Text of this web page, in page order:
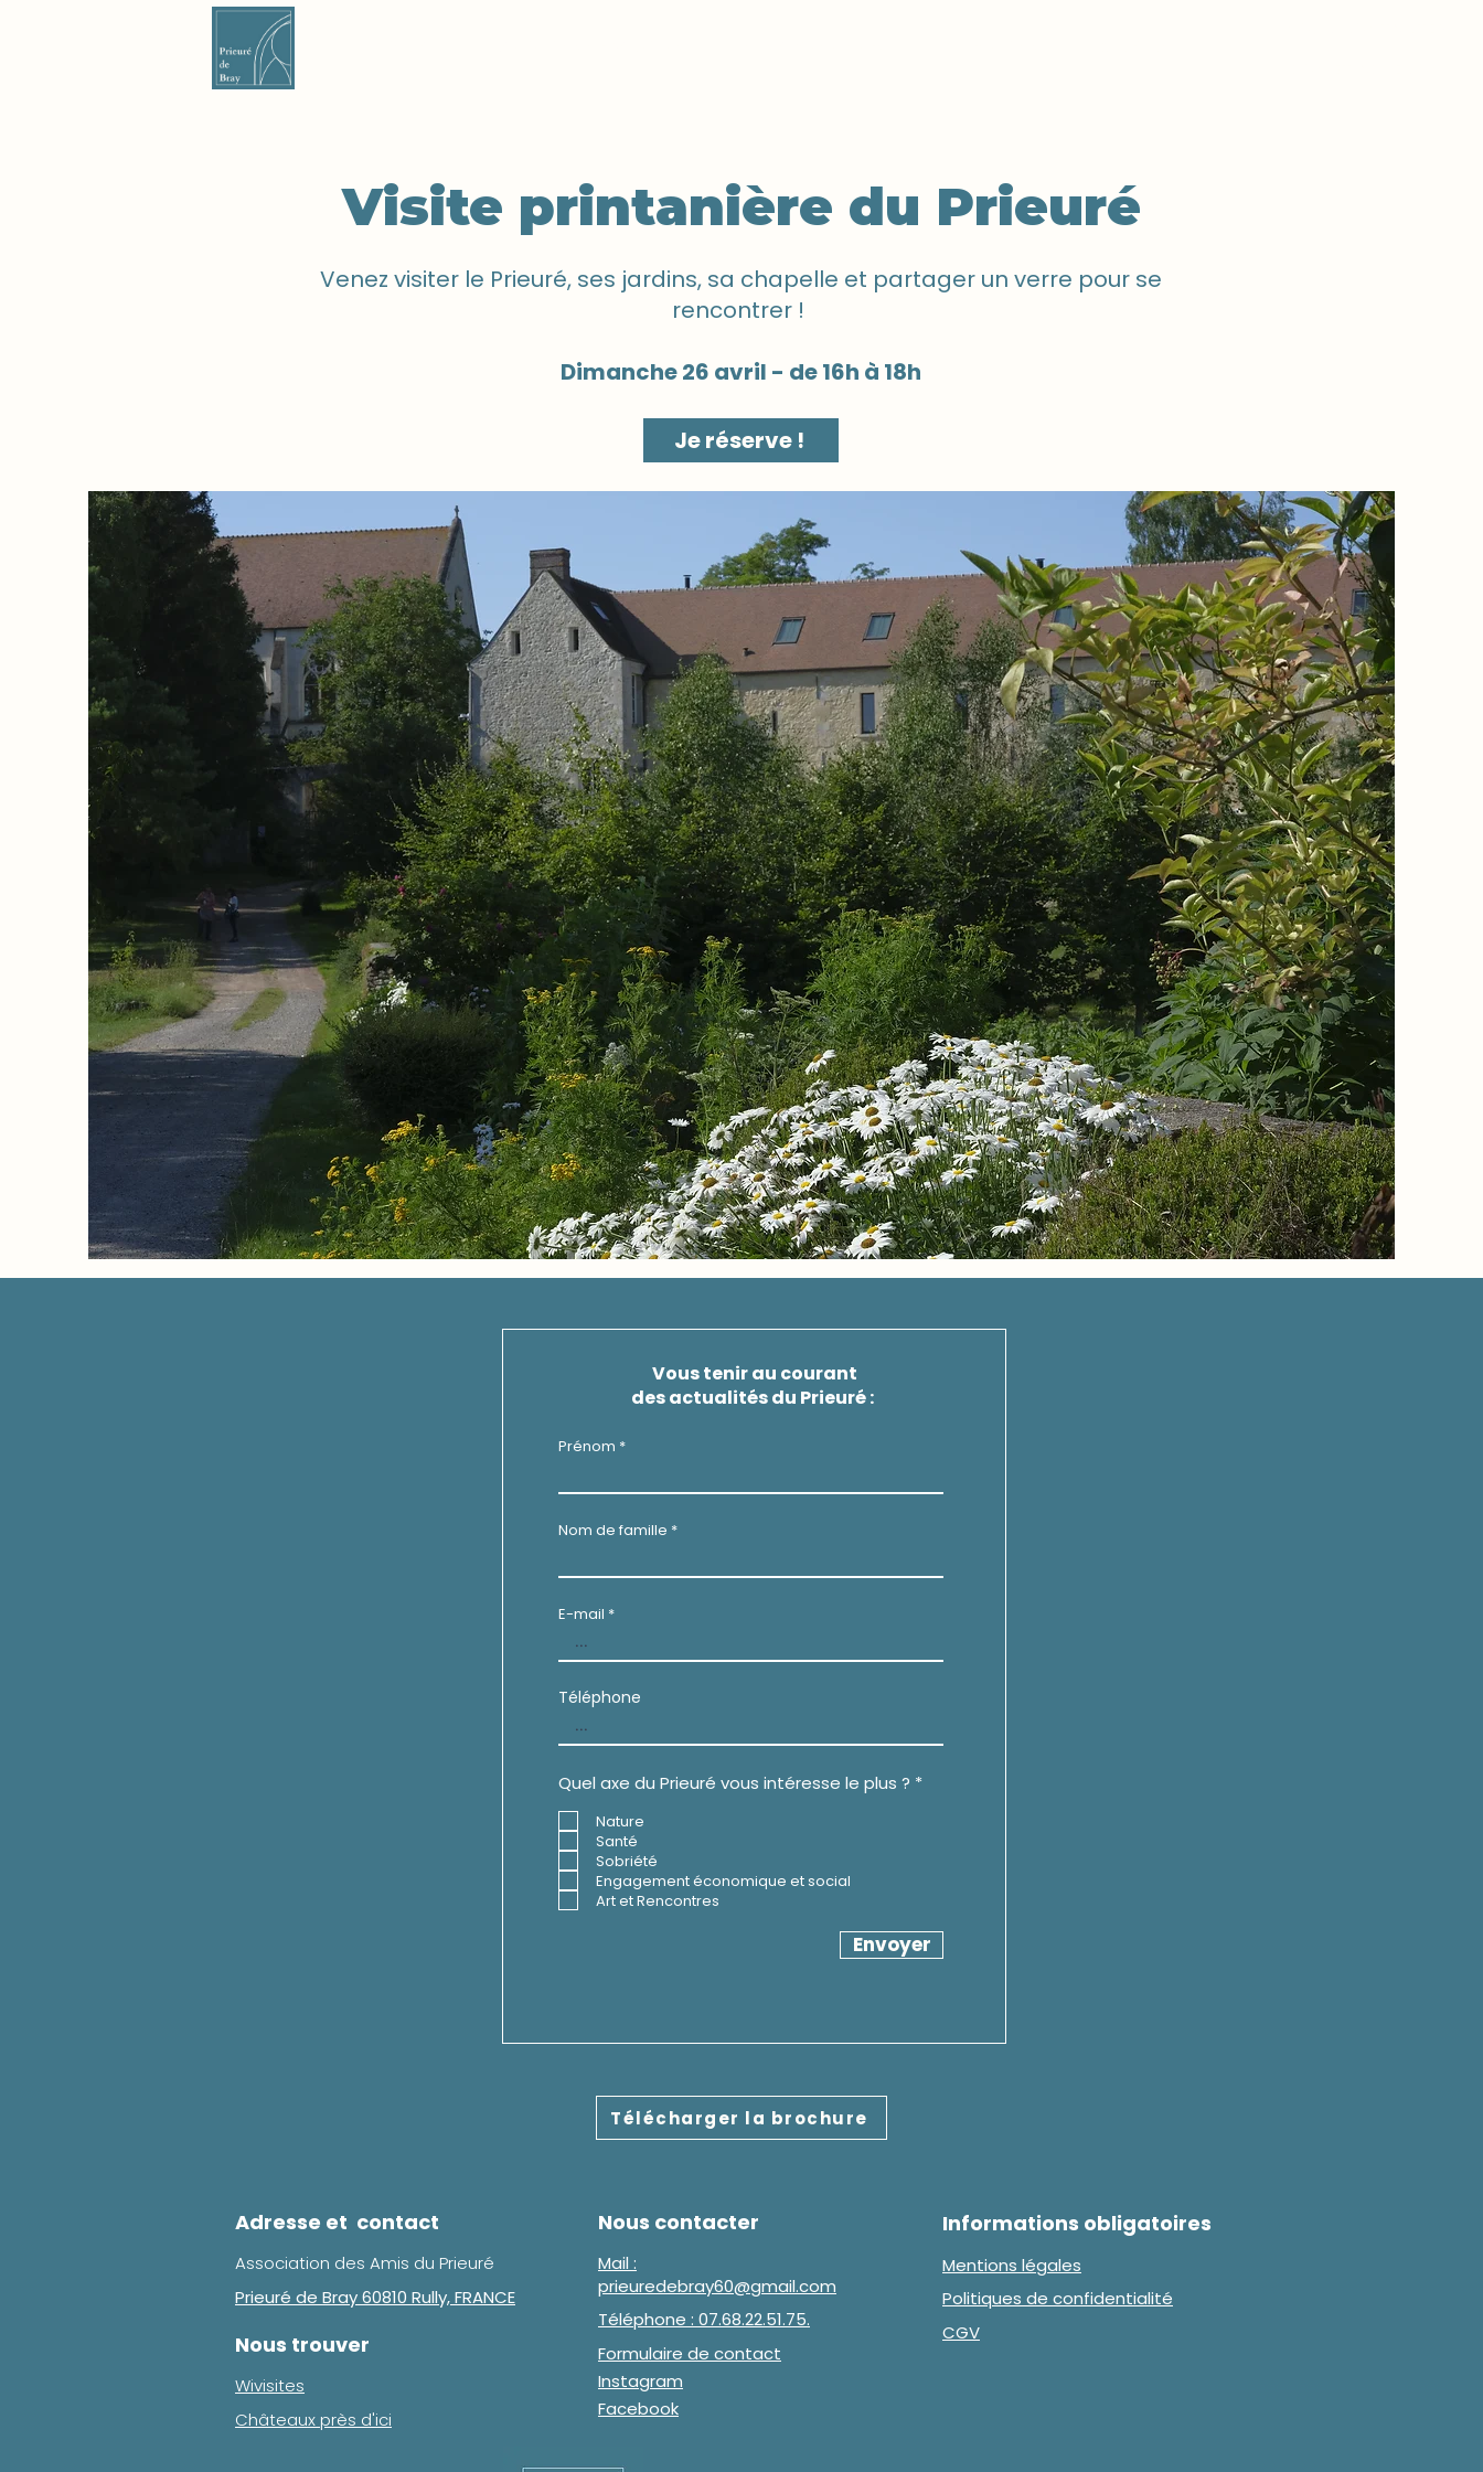
Visite printanière du Prieuré
Venez visiter le Prieuré, ses jardins, sa chapelle et partager un verre pour se
rencontrer !
Dimanche 26 avril - de 16h à 18h
Je réserve !
Vous tenir au courant
des actualités du Prieuré :
Prénom
Nom de famille
E-mail
Téléphone
Quel axe du Prieuré vous intéresse le plus ? *
r
e
Nature
Santé
Sobriété
Engagement économique et social
Art et Rencontres
Envoyer
Télécharger la brochure
Adresse et contact
Association des Amis du Prieuré
Prieuré de Bray 60810 Rully, FRANCE
Nous trouver
Wivisites
Châteaux près d'ici
Nous contacter
Mail :
prieuredebray60@gmail.com
Téléphone : 07.68.22.51.75.
Formulaire de contact
Instagram
Facebook
Informations obligatoires
Mentions légales
Politiques de confidentialité
CGV